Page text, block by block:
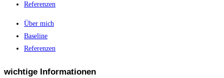
Referenzen
Über mich
Baseline
Referenzen
wichtige Informationen